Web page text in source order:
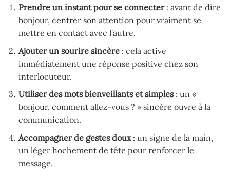
Prendre un instant pour se connecter: avant de dire
bonjour, centrer son attention pour vraiment se
mettre en contact avec l’autre.
Ajouter un sourire sincère: cela active
immédiatement une réponse positive chez son
interlocuteur.
Utiliser des mots bienveillants et simples: un «
bonjour, comment allez-vous ? » sincère ouvre à la
communication.
Accompagner de gestes doux: un signe de la main,
un léger hochement de tête pour renforcer le
message.